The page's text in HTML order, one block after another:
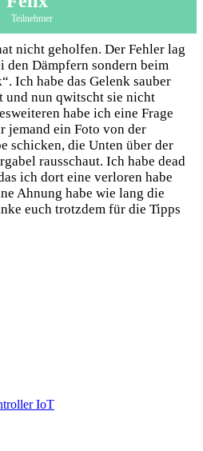
Teilnehmer
nicht geholfen. Der Fehler lag
den Dämpfern sondern beim
Ich habe das Gelenk sauber
und nun qwitscht sie nicht
habe ich eine Frage
jemand ein Foto von der
schicken, die Unten über der
rausschaut. Ich habe dead
ich dort eine verloren habe
Ahnung habe wie lang die
euch trotzdem für die Tipps
IoT